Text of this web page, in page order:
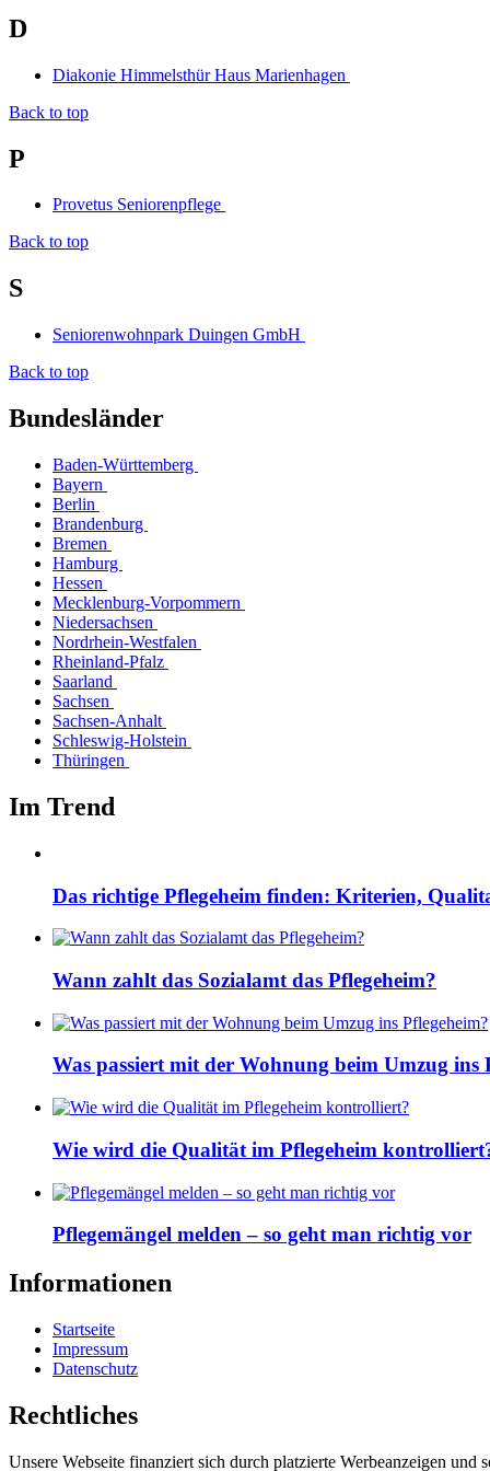
D
Diakonie Himmelsthür Haus Marienhagen
Back to top
P
Provetus Seniorenpflege
Back to top
S
Seniorenwohnpark Duingen GmbH
Back to top
Bundesländer
Baden-Württemberg
Bayern
Berlin
Brandenburg
Bremen
Hamburg
Hessen
Mecklenburg-Vorpommern
Niedersachsen
Nordrhein-Westfalen
Rheinland-Pfalz
Saarland
Sachsen
Sachsen-Anhalt
Schleswig-Holstein
Thüringen
Im Trend
Das richtige Pflegeheim finden: Kriterien,
Wann zahlt das Sozialamt das Pflegeheim?
Was passiert mit der Wohnung beim Umzug ins
Wie wird die Qualität im Pflegeheim
Pflegemängel melden – so geht man richtig vor
Informationen
Startseite
Impressum
Datenschutz
Rechtliches
Unsere Webseite finanziert sich durch platzierte Werbeanzeigen